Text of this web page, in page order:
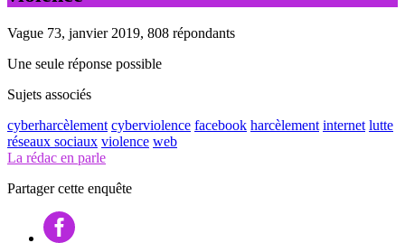
Vague 73, janvier 2019, 808 répondants
Une seule réponse possible
Sujets associés
cyberharcèlement cyberviolence facebook harcèlement internet lutte
réseaux sociaux violence web
La rédac en parle
Partager cette enquête